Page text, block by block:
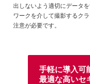
出しないよう適切にデータ
ワークを介して撮影するク
注意が必要です。
手軽に導入可
最適な高いセ